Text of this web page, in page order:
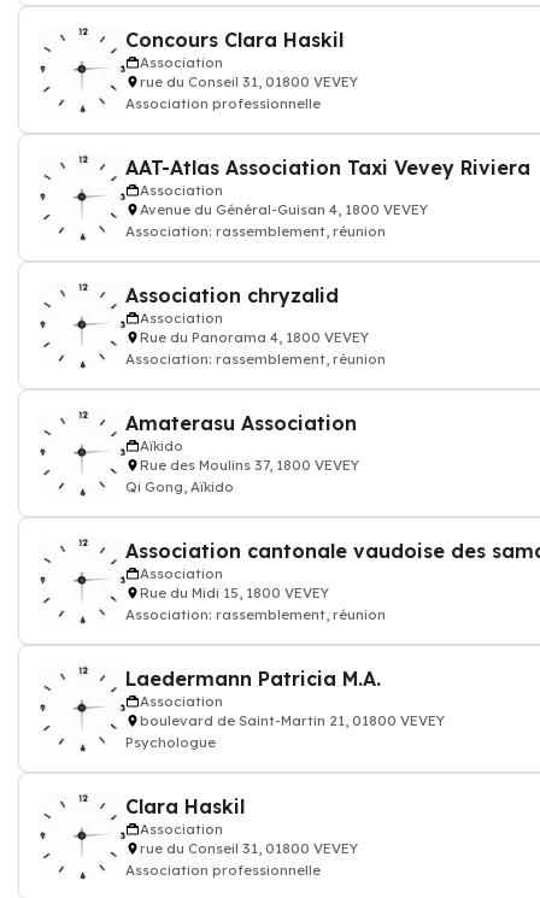
Concours Clara Haskil
Association
rue du Conseil 31, 01800 VEVEY
Association professionnelle
AAT-Atlas Association Taxi Vevey Riviera
Association
Avenue du Général-Guisan 4, 1800 VEVEY
Association: rassemblement, réunion
Association chryzalid
Association
Rue du Panorama 4, 1800 VEVEY
Association: rassemblement, réunion
Amaterasu Association
Aïkido
Rue des Moulins 37, 1800 VEVEY
Qi Gong, Aïkido
Association
Rue du Midi 15, 1800 VEVEY
Association: rassemblement, réunion
Laedermann Patricia M.A.
Association
boulevard de Saint-Martin 21, 01800 VEVEY
Psychologue
Clara Haskil
Association
rue du Conseil 31, 01800 VEVEY
Association professionnelle